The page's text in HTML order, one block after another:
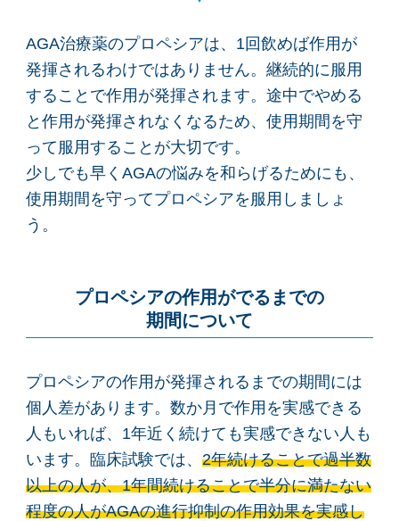
AGA治療薬のプロペシアは、1回飲めば作用が
発揮されるわけではありません。継続的に服用
することで作用が発揮されます。途中でやめる
と作用が発揮されなくなるため、使用期間を守
って服用することが大切です。
少しでも早くAGAの悩みを和らげるためにも、
使用期間を守ってプロペシアを服用しましょ
う。
プロペシアの作用がでるまでの
期間について
プロペシアの作用が発揮されるまでの期間には
個人差があります。数か月で作用を実感できる
人もいれば、1年近く続けても実感できない人も
います。臨床試験では、2年続けることで過半数
以上の人が、1年間続けることで半分に満たない
程度の人がAGAの進行抑制の作用効果を実感し